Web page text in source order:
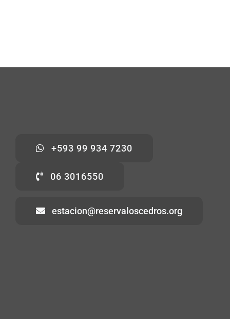
+593 99 934 7230
06 3016550
estacion@reservaloscedros.org